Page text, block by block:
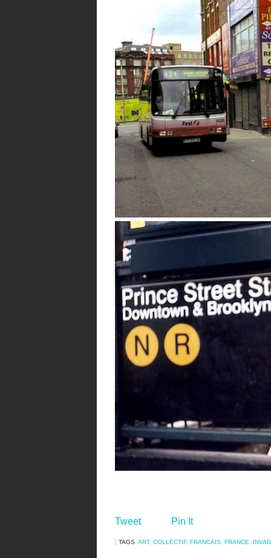
Tweet Pin It
TAGS ART, COLLECTIF, FRANCAIS FRANCE